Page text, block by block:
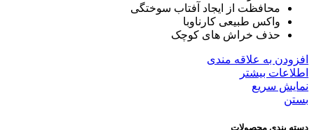
محافظت از ایجاد آفتاب سوختگی
واکس طبیعی کارناوبا
حذف خراش های کوچک
افزودن به علاقه مندی
اطلاعات بیشتر
نمایش سریع
بستن
دسته بندی محصولات